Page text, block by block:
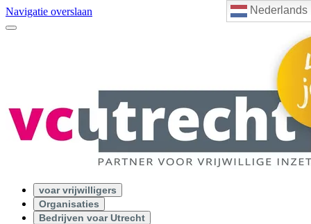
Nederlands
Navigatie overslaan
voar vrijwilligers
Organisaties
Bedrijven voar Utrecht